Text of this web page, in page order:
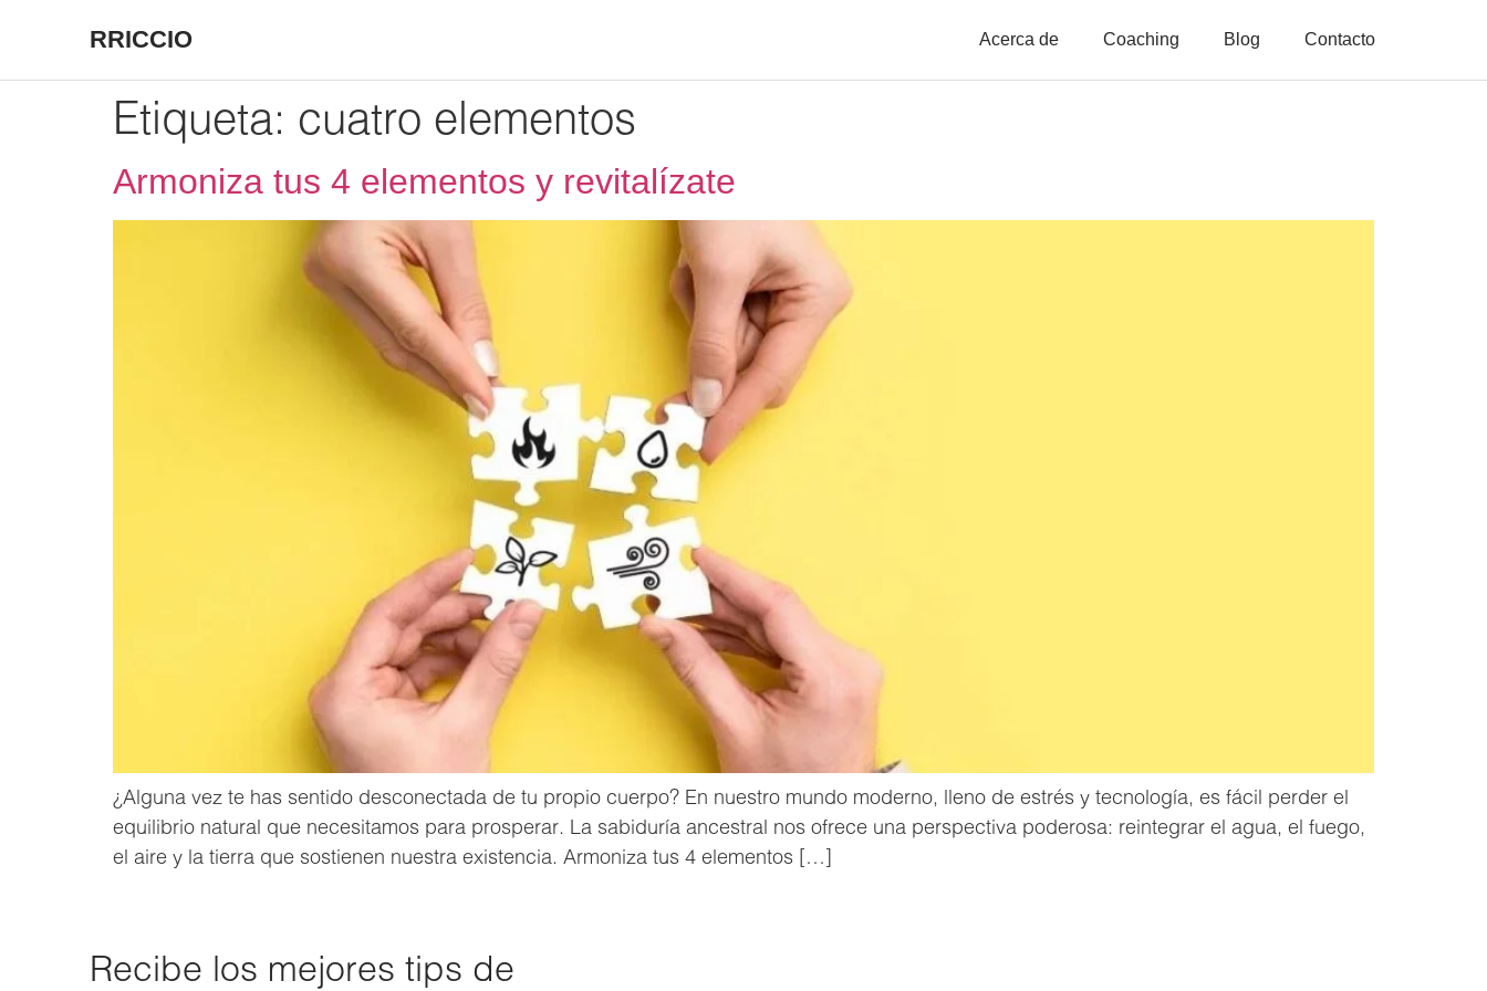
RRICCIO Acerca de Coaching Blog Contacto
Etiqueta: cuatro elementos
Armoniza tus 4 elementos y revitalízate
¿Alguna vez te has sentido desconectada de tu propio cuerpo? En nuestro mundo moderno, lleno de estrés y tecnología, es fácil perder el
equilibrio natural que necesitamos para prosperar. La sabiduría ancestral nos ofrece una perspectiva poderosa: reintegrar el agua, el fuego,
el aire y la tierra que sostienen nuestra existencia. Armoniza tus 4 elementos […]
Recibe los mejores tips de